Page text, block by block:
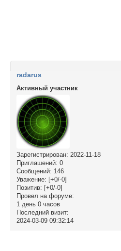
radarus
Активный участник
Зарегистрирован: 2022-11-18
Приглашений: 0
Сообщений: 146
Уважение: [+0/-0]
Позитив: [+0/-0]
Провел на форуме:
1 день 0 часов
Последний визит:
2024-03-09 09:32:14